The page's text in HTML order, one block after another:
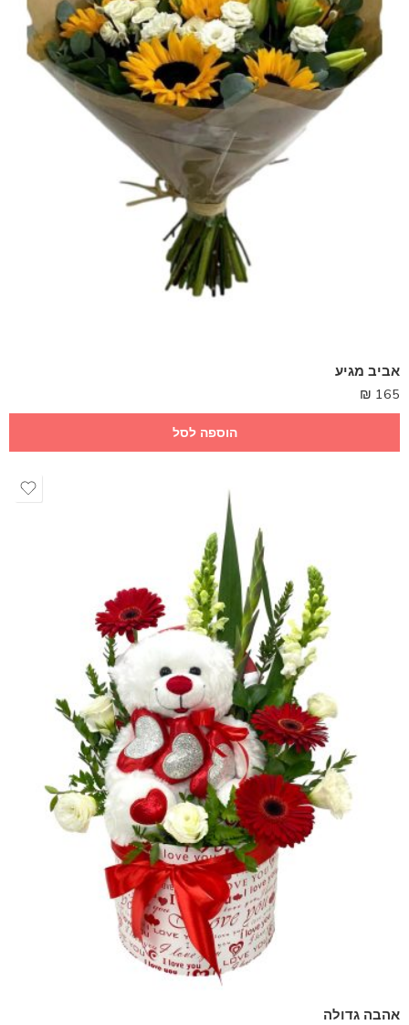
אביב מגיע
165
₪
הוספה לסל
אהבה גדולה